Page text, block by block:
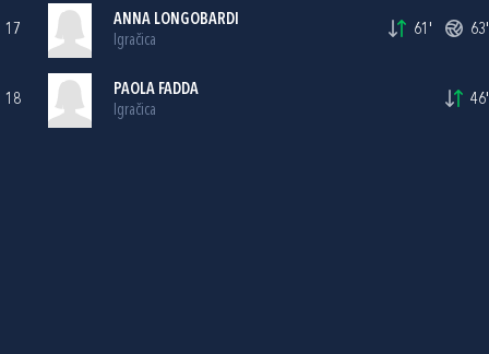
17
ANNA LONGOBARDI
Igračica
61' 63'
18
PAOLA FADDA
Igračica
46'